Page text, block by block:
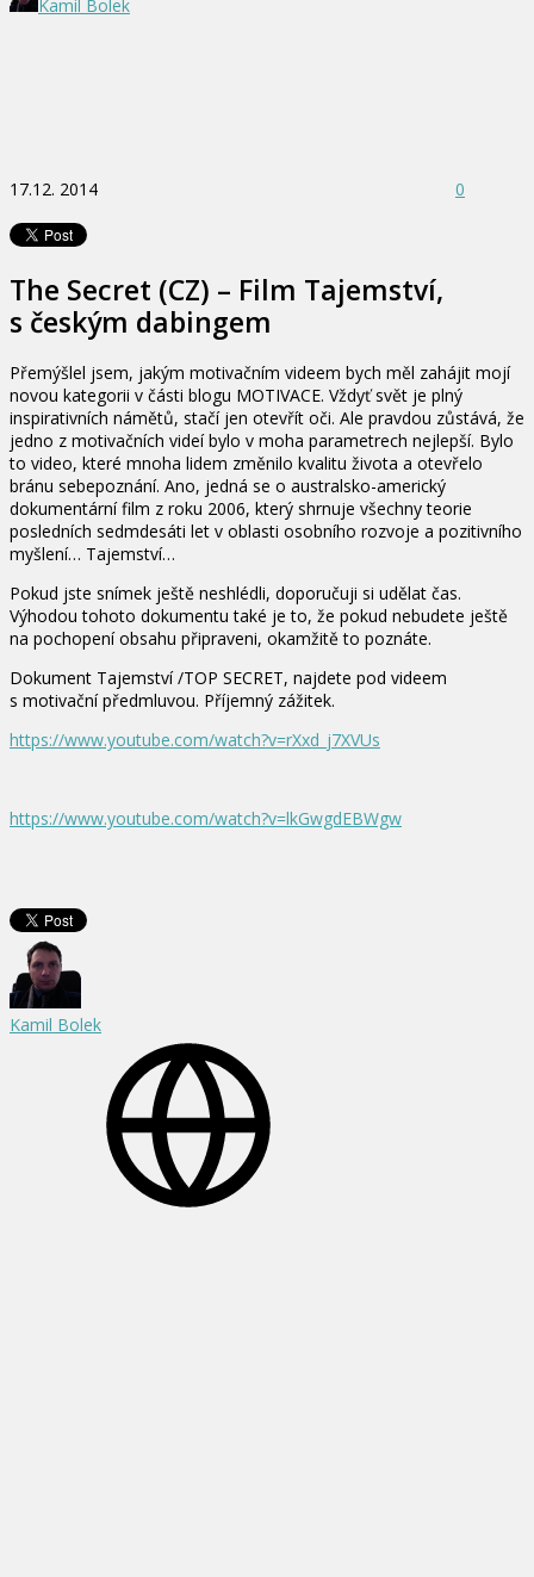
Kamil Bolek
17.12. 2014 0
The Secret (CZ) – Film Tajemství,
s českým dabingem
Přemýšlel jsem, jakým motivačním videem bych měl zahájit mojí
novou kategorii v části blogu MOTIVACE. Vždyť svět je plný
inspirativních námětů, stačí jen otevřít oči. Ale pravdou zůstává, že
jedno z motivačních videí bylo v moha parametrech nejlepší. Bylo
to video, které mnoha lidem změnilo kvalitu života a otevřelo
bránu sebepoznání. Ano, jedná se o australsko-americký
dokumentární film z roku 2006, který shrnuje všechny teorie
posledních sedmdesáti let v oblasti osobního rozvoje a pozitivního
myšlení… Tajemství…
Pokud jste snímek ještě neshlédli, doporučuji si udělat čas.
Výhodou tohoto dokumentu také je to, že pokud nebudete ještě
na pochopení obsahu připraveni, okamžitě to poznáte.
Dokument Tajemství /TOP SECRET, najdete pod videem
s motivační předmluvou. Příjemný zážitek.
https://www.youtube.com/watch?v=rXxd_j7XVUs
https://www.youtube.com/watch?v=lkGwgdEBWgw
Kamil Bolek